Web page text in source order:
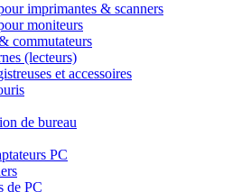
imprimantes & scanners
moniteurs
commutateurs
(lecteurs)
et accessoires
de bureau
PC
de PC